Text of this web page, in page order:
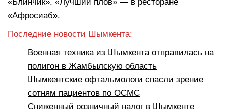
«Афросиаб».
Последние новости Шымкента:
Военная техника из Шымкента отправилась на
полигон в Жамбылскую область
Шымкентские офтальмологи спасли зрение
сотням пациентов по ОСМС
Сниженный розничный налог в Шымкенте